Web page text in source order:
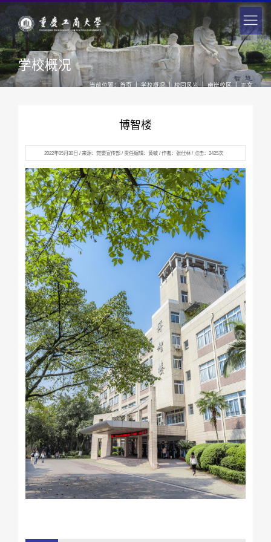
学校概况
当前位置： 首页 | 学校概况 | 校园风光 | 南岸校区 | 正文
博智楼
2022年05月30日 / 来源：党委宣传部 / 责任编辑：黄敏 / 作者：张仕林 / 点击： 2425次